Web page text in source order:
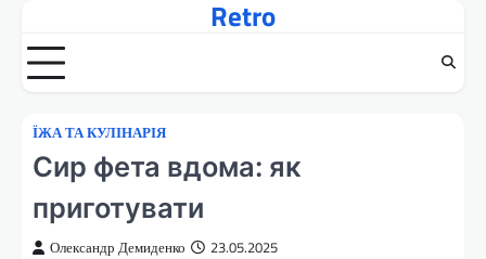
вмісту
Retro
ЇЖА ТА КУЛІНАРІЯ
Сир фета вдома: як
приготувати
Олександр Демиденко 23.05.2025